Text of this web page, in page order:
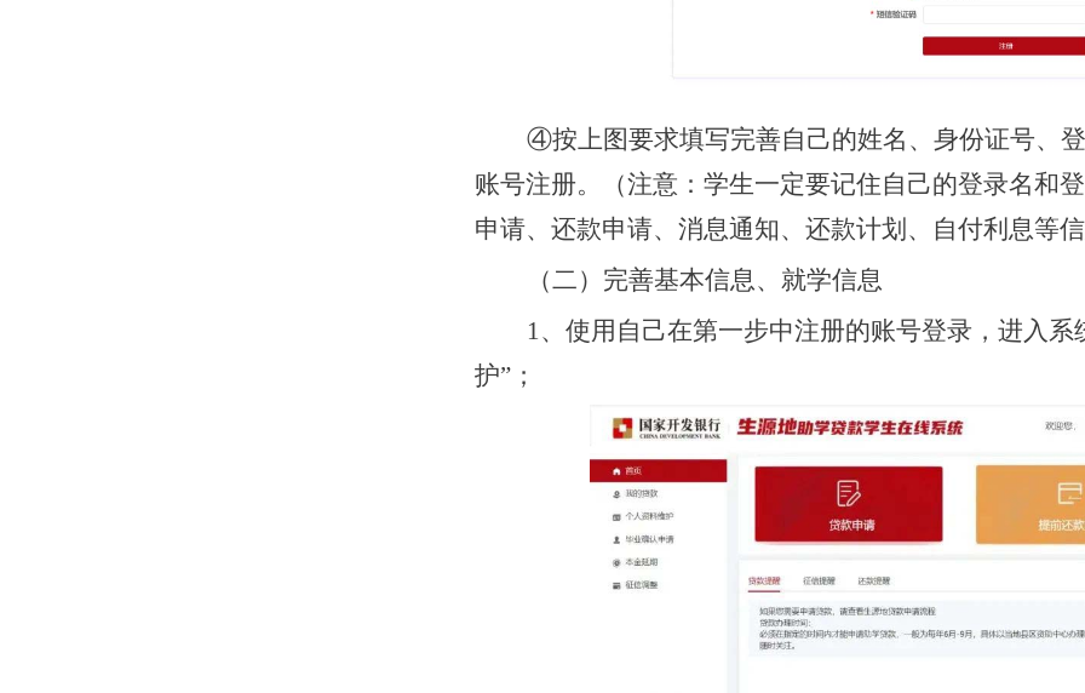
④按上图要求填写完善自己的姓名、身份证号、
账号注册。（注意：学生一定要记住自己的登录名和
申请、还款申请、消息通知、还款计划、自付利息等
（二）完善基本信息、就学信息
1、使用自己在第一步中注册的账号登录，进入
护”；